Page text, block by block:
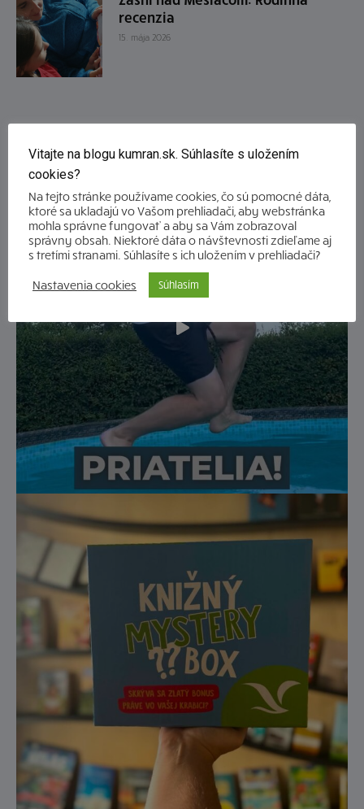
recenzia
15. mája 2026
Vitajte na blogu kumran.sk. Súhlasíte s uložením
cookies?
Na tejto stránke používame cookies, čo sú pomocné dáta,
ktoré sa ukladajú vo Vašom prehliadači, aby webstránka
mohla správne fungovať a aby sa Vám zobrazoval
správny obsah. Niektoré dáta o návštevnosti zdieľame aj
s tretími stranami. Súhlasíte s ich uložením v prehliadači?
Nastavenia cookies Súhlasím